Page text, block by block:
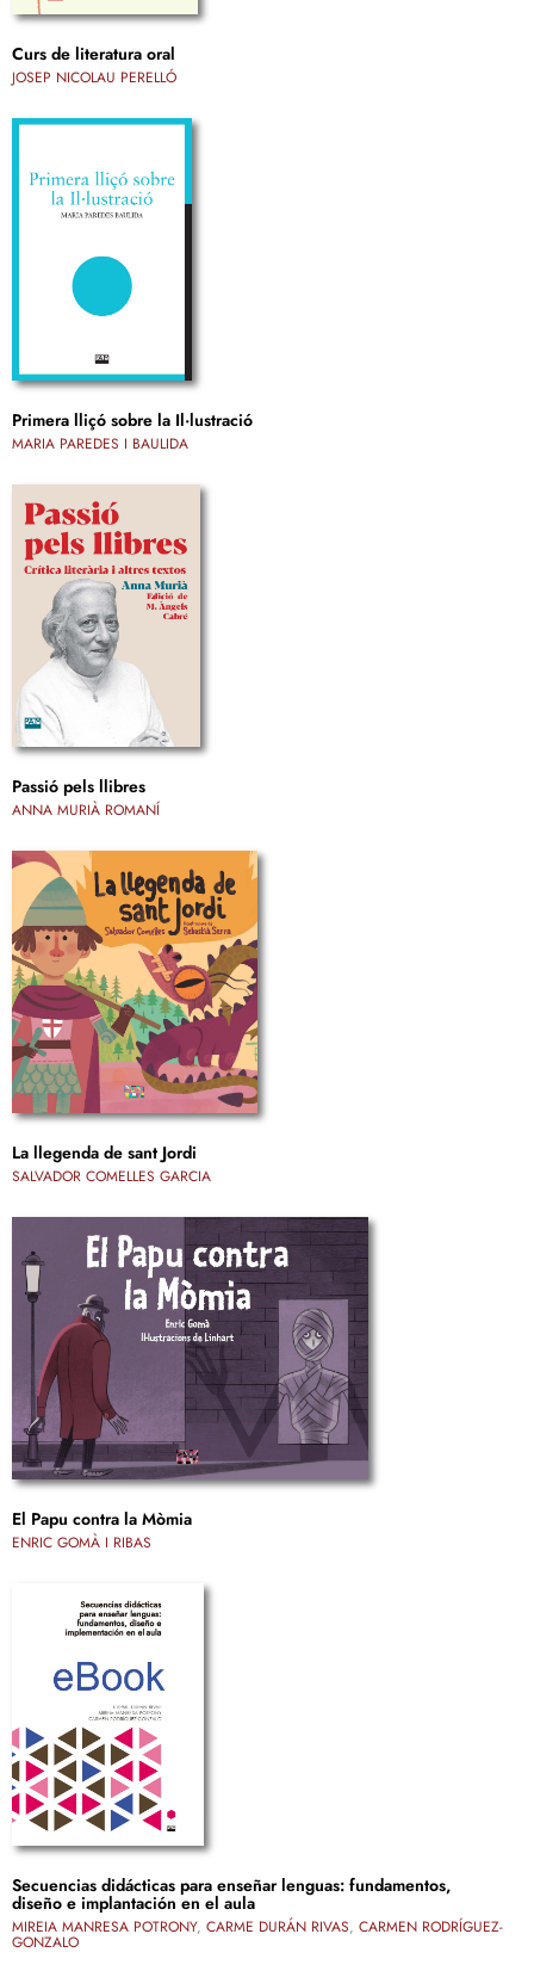
Curs de literatura oral
JOSEP NICOLAU PERELLÓ
Primera lliçó sobre la Il·lustració
MARIA PAREDES I BAULIDA
Passió pels llibres
ANNA MURIÀ ROMANÍ
La llegenda de sant Jordi
SALVADOR COMELLES GARCIA
El Papu contra la Mòmia
ENRIC GOMÀ I RIBAS
Secuencias didácticas para enseñar lenguas: fundamentos,
diseño e implantación en el aula
MIREIA MANRESA POTRONY, CARME DURÁN RIVAS, CARMEN RODRÍGUEZ-
GONZALO